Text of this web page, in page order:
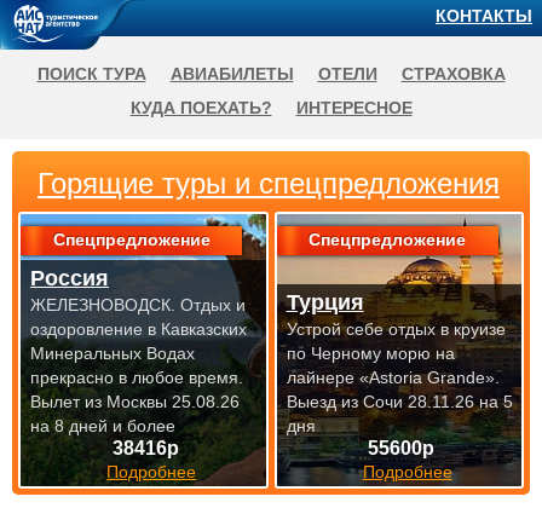
Горящие туры и спецпредложения
Спецпредложение
38416р
Подробнее
Россия
ЖЕЛЕЗНОВОДСК. Отдых и
оздоровление в Кавказских
Минеральных Водах
прекрасно в любое время.
Вылет из Москвы 25.08.26
на 8 дней и более
Спецпредложение
55600р
Подробнее
Турция
Устрой себе отдых в круизе
по Черному морю на
лайнере «Astoria Grande».
Выезд из Сочи 28.11.26 на 5
дня
КОНТАКТЫ
ПОИСК ТУРА АВИАБИЛЕТЫ ОТЕЛИ
СТРАХОВКА
КУДА ПОЕХАТЬ?
ИНТЕРЕСНОЕ